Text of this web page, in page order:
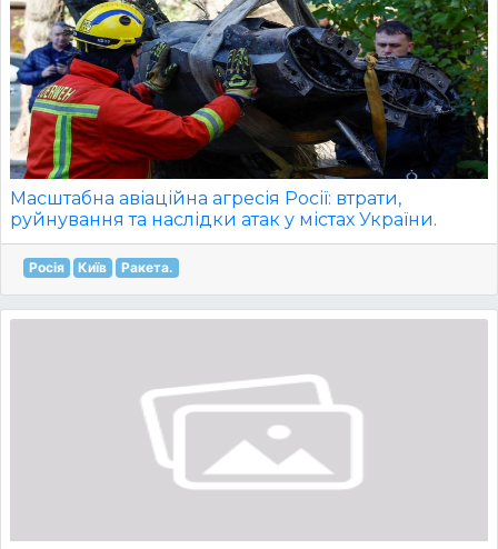
Масштабна авіаційна агресія Росії: втрати,
руйнування та наслідки атак у містах України.
Росія Київ Ракета.